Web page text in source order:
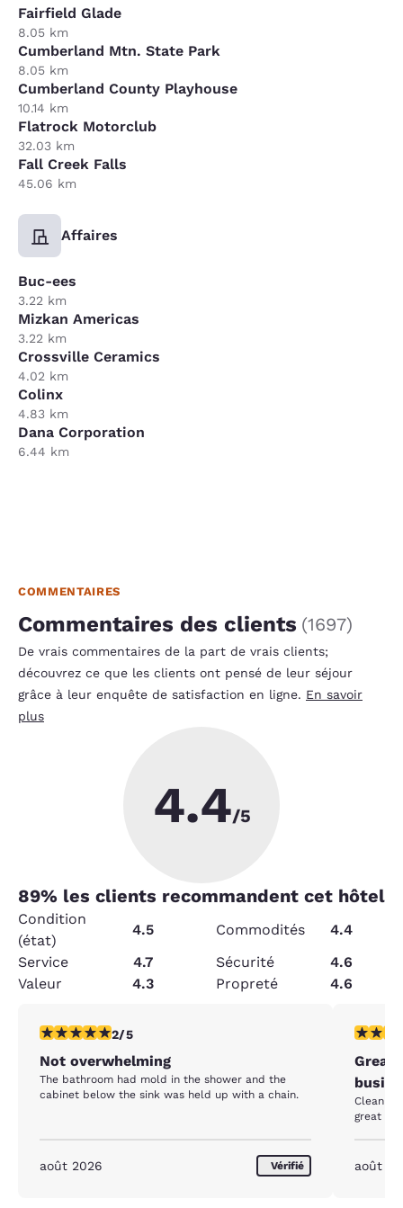
Fairfield Glade
8.05 km
Cumberland Mtn. State Park
8.05 km
Cumberland County Playhouse
10.14 km
Flatrock Motorclub
32.03 km
Fall Creek Falls
45.06 km
Affaires
Buc-ees
3.22 km
Mizkan Americas
3.22 km
Crossville Ceramics
4.02 km
Colinx
4.83 km
Dana Corporation
6.44 km
COMMENTAIRES
Commentaires des clients (1697)
De vrais commentaires de la part de vrais clients;
découvrez ce que les clients ont pensé de leur séjour
grâce à leur enquête de satisfaction en ligne. En savoir
plus
4.4/5
89% les clients recommandent cet hôtel
Condition
(état)
4.5 Commodités
4.4
Service
4.7 Sécurité
4.6
Valeur
4.3 Propreté 4.6
2 étoiles. Moyen. 1 commentaire
2/5
Not overwhelming
The bathroom had mold in the shower and the
cabinet below the sink was held up with a chain.
août 2026 Vérifié
5
Great
Clean
great
août